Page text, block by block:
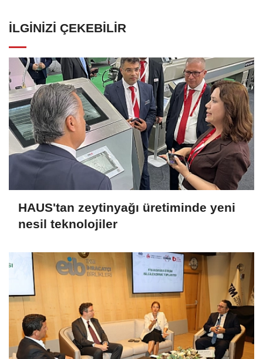
İLGINIZI ÇEKEBILIR
HAUS'tan zeytinyağı üretiminde yeni
nesil teknolojiler